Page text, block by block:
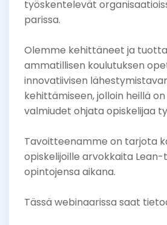
työskentelevät
parissa.
Olemme kehittäneet ja
ammatillisen koulutuksen
innovatiivisen
kehittämiseen, jolloin heillä
valmiudet ohjata opiskelijaa
Tavoitteenamme on tarjota
opiskelijoille arvokkaita
opintojensa aikana.
Tässä webinaarissa saat